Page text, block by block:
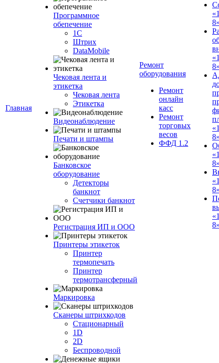
Главная
Программное
обепечение
1С
Штрих
DataMobile
Чековая лента и
этикетка
Чековая лента
Этикетка
Видеонаблюдение
Печати и штампы
Банковское
оборудование
Детекторы
банкнот
Счетчики банкнот
Регистрация ИП и ООО
Принтеры этикеток
Принтер
термопечать
Принтер
термотрансферный
Маркировка
Сканеры штрихкодов
Стационарный
1D
2D
Беспроводной
Ремонт
оборудования
Ремонт
онлайн
касс
Ремонт
торговых
весов
ФФД 1.2